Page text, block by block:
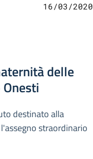
16/03/2020
delle
destinato alla
straordinario